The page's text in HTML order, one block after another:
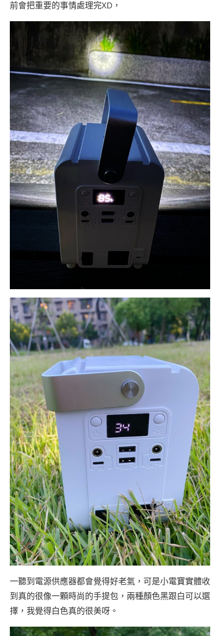
前會把重要的事情處理完XD，
一聽到電源供應器都會覺得好老氣，可是小電寶實體收
到真的很像一顆時尚的手提包，兩種顏色黑跟白可以選
擇，我覺得白色真的很美呀。